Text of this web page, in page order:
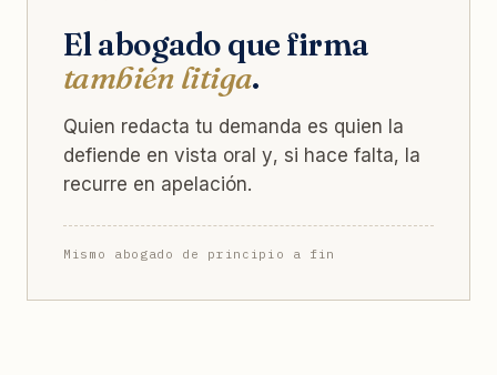
El abogado que firma
también litiga.
Quien redacta tu demanda es quien la
defiende en vista oral y, si hace falta, la
recurre en apelación.
Mismo abogado de principio a fin